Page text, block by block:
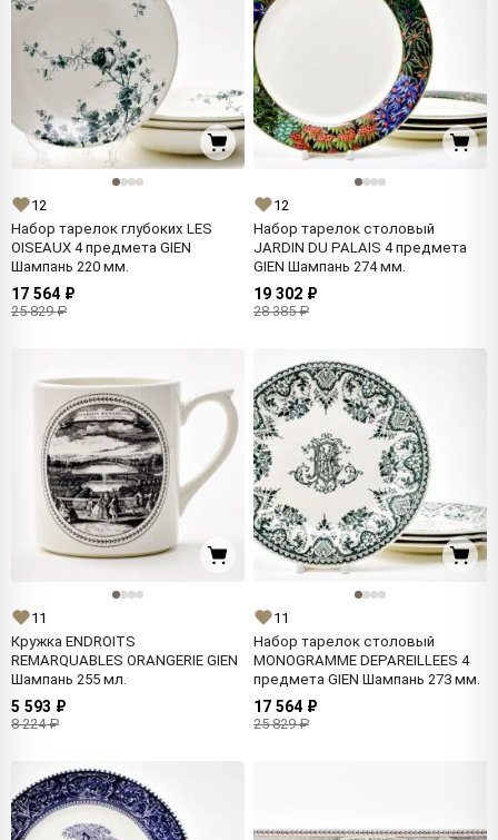
12
Набор тарелок глубоких LES
OISEAUX 4 предмета GIEN
Шампань 220 мм.
17 564 ₽
25 829 ₽
12
Набор тарелок столовый
JARDIN DU PALAIS 4 предмета
GIEN Шампань 274 мм.
19 302 ₽
28 385 ₽
11
Кружка ENDROITS
REMARQUABLES ORANGERIE GIEN
Шампань 255 мл.
5 593 ₽
8 224 ₽
11
Набор тарелок столовый
MONOGRAMME DEPAREILLEES 4
предмета GIEN Шампань 273 мм.
17 564 ₽
25 829 ₽